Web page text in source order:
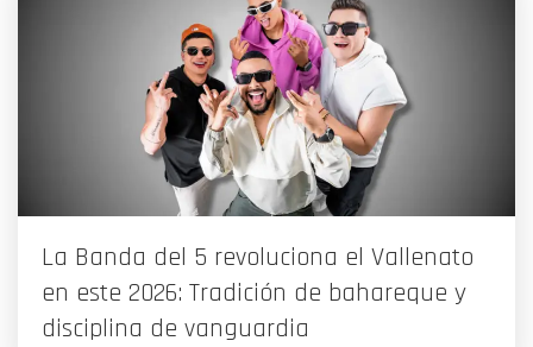
La Banda del 5 revoluciona el Vallenato
en este 2026: Tradición de bahareque y
disciplina de vanguardia